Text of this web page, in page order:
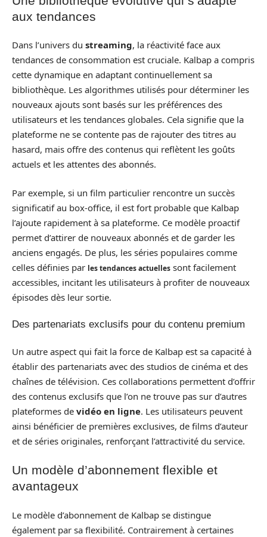
aux tendances
Dans l’univers du streaming, la réactivité face aux
tendances de consommation est cruciale. Kalbap a compris
cette dynamique en adaptant continuellement sa
bibliothèque. Les algorithmes utilisés pour déterminer les
nouveaux ajouts sont basés sur les préférences des
utilisateurs et les tendances globales. Cela signifie que la
plateforme ne se contente pas de rajouter des titres au
hasard, mais offre des contenus qui reflètent les goûts
actuels et les attentes des abonnés.
Par exemple, si un film particulier rencontre un succès
significatif au box-office, il est fort probable que Kalbap
l’ajoute rapidement à sa plateforme. Ce modèle proactif
permet d’attirer de nouveaux abonnés et de garder les
anciens engagés. De plus, les séries populaires comme
celles définies par les tendances actuelles sont facilement
accessibles, incitant les utilisateurs à profiter de nouveaux
épisodes dès leur sortie.
Des partenariats exclusifs pour du contenu premium
Un autre aspect qui fait la force de Kalbap est sa capacité à
établir des partenariats avec des studios de cinéma et des
chaînes de télévision. Ces collaborations permettent d’offrir
des contenus exclusifs que l’on ne trouve pas sur d’autres
plateformes de vidéo en ligne. Les utilisateurs peuvent
ainsi bénéficier de premières exclusives, de films d’auteur
et de séries originales, renforçant l’attractivité du service.
Un modèle d’abonnement flexible et
avantageux
Le modèle d’abonnement de Kalbap se distingue
également par sa flexibilité. Contrairement à certaines